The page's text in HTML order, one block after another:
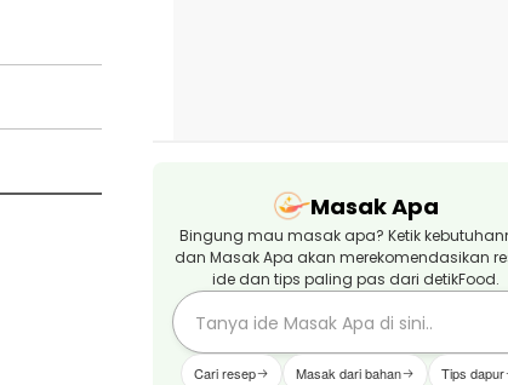
Masak Apa
Bingung mau masak apa? Ketik
dan Masak Apa akan merekomendasikan
ide dan tips paling pas dari detikFood.
Cari resep Masak dari bahan Tips dapur